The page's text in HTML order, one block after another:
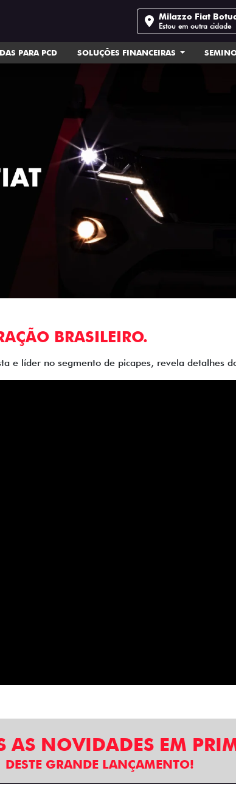
Milazzo Fiat
Estou em outra cidade
PARA PCD SOLUÇÕES FINANCEIRAS
BRASILEIRO.
e líder no segmento de picapes, revela detalhes
AS NOVIDADES EM
DESTE GRANDE LANÇAMENTO!